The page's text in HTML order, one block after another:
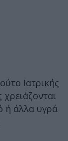
Ιατρικής
ή άλλα υγρά